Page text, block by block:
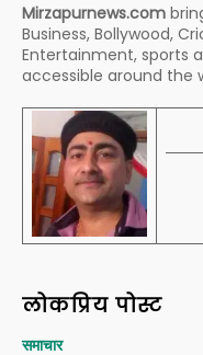
Mirzapurnews.com
Business, Bollywood,
Entertainment, sports
accessible around the
लोकप्रिय पोस्ट
समाचार